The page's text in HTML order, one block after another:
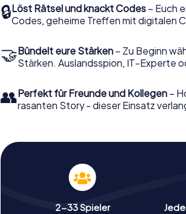
🔒Löst Rätsel und knackt Codes – Euch
Codes, geheime Treffen mit digitalen
🤝Bündelt eure Stärken – Zu Beginn
Stärken. Auslandsspion, IT-Experte
👥Perfekt für Freunde und Kollegen –
rasanten Story - dieser Einsatz
2-33 Spieler